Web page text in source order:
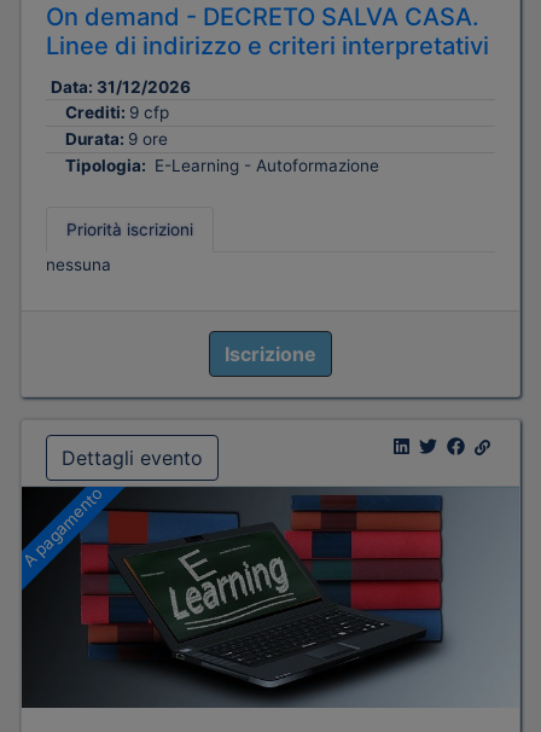
On demand - DECRETO SALVA CASA.
Linee di indirizzo e criteri interpretativi
Data: 31/12/2026
Crediti: 9 cfp
Durata: 9 ore
Tipologia: E-Learning - Autoformazione
Priorità iscrizioni
nessuna
Iscrizione
Dettagli evento
A pagamento